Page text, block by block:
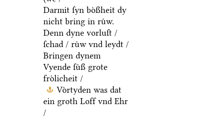
Darmit ſyn boͤßheit dy
nicht bring in ruͤw.
Denn dyne vorluſt /
ſchad / ruͤw vnd leydt /
Bringen dynem
Vyende ſuͤß grote
froͤlicheit /
Voͤrtyden was dat
ein groth Loff vnd Ehr
/